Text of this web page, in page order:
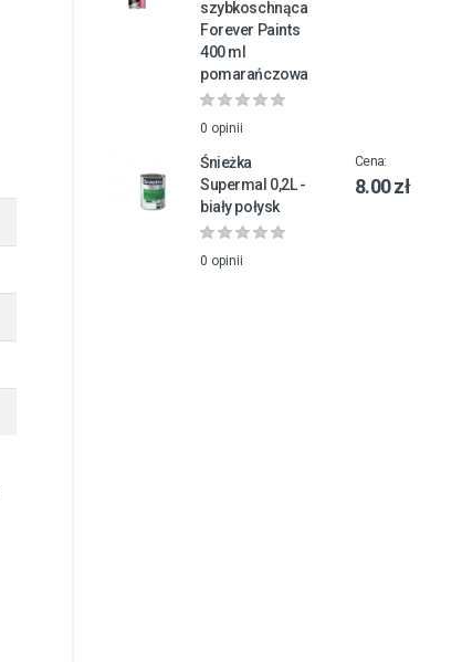
szybkoschnąca
Forever Paints
400 ml
pomarańczowa
0 opinii
Śnieżka
Supermal 0,2L -
biały połysk
0 opinii
Cena:
8.00 zł